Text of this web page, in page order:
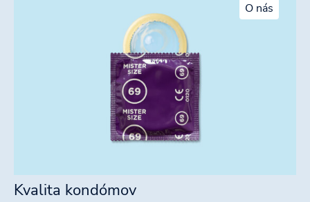
O nás
Kvalita kondómov